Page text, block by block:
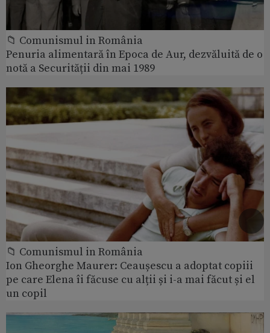
📁 Comunismul in România
Penuria alimentară în Epoca de Aur, dezvăluită de o
notă a Securității din mai 1989
📁 Comunismul in România
Ion Gheorghe Maurer: Ceaușescu a adoptat copiii
pe care Elena îi făcuse cu alții și i-a mai făcut și el
un copil